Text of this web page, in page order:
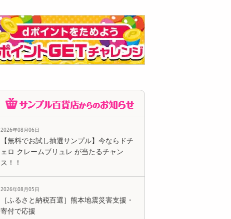
2026年08月06日
【無料でお試し抽選サンプル】今ならドチ
ェロ クレームブリュレ が当たるチャン
ス！！
2026年08月05日
［ふるさと納税百選］熊本地震災害支援・
寄付で応援